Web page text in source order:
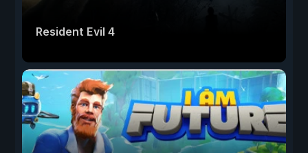
Resident Evil 4